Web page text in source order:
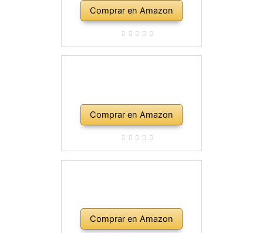
Comprar en Amazon
Comprar en Amazon
Comprar en Amazon